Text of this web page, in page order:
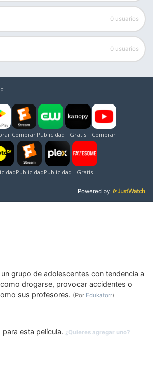
0 usuarios
0 usuarios
Powered by
grupo de adolescentes con tendencia a
drogarse, provocar accidentes o
sus profesores. (Por Edukatorr)
esta película. ¿Quieres agregar uno?